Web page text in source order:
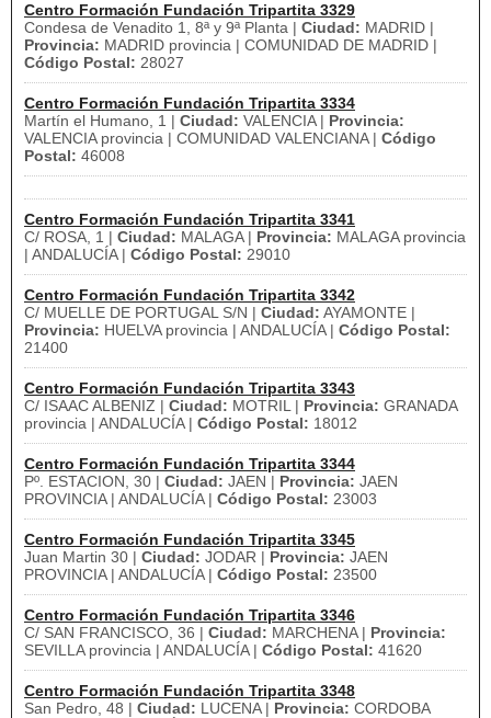
Centro Formación Fundación Tripartita 3329
Condesa de Venadito 1, 8ª y 9ª Planta | Ciudad: MADRID |
Provincia: MADRID provincia | COMUNIDAD DE MADRID |
Código Postal: 28027
Centro Formación Fundación Tripartita 3334
Martín el Humano, 1 | Ciudad: VALENCIA | Provincia:
VALENCIA provincia | COMUNIDAD VALENCIANA | Código
Postal: 46008
Centro Formación Fundación Tripartita 3341
C/ ROSA, 1 | Ciudad: MALAGA | Provincia: MALAGA provincia
| ANDALUCÍA | Código Postal: 29010
Centro Formación Fundación Tripartita 3342
C/ MUELLE DE PORTUGAL S/N | Ciudad: AYAMONTE |
Provincia: HUELVA provincia | ANDALUCÍA | Código Postal:
21400
Centro Formación Fundación Tripartita 3343
C/ ISAAC ALBENIZ | Ciudad: MOTRIL | Provincia: GRANADA
provincia | ANDALUCÍA | Código Postal: 18012
Centro Formación Fundación Tripartita 3344
Pº. ESTACION, 30 | Ciudad: JAEN | Provincia: JAEN
PROVINCIA | ANDALUCÍA | Código Postal: 23003
Centro Formación Fundación Tripartita 3345
Juan Martin 30 | Ciudad: JODAR | Provincia: JAEN
PROVINCIA | ANDALUCÍA | Código Postal: 23500
Centro Formación Fundación Tripartita 3346
C/ SAN FRANCISCO, 36 | Ciudad: MARCHENA | Provincia:
SEVILLA provincia | ANDALUCÍA | Código Postal: 41620
Centro Formación Fundación Tripartita 3348
San Pedro, 48 | Ciudad: LUCENA | Provincia: CORDOBA